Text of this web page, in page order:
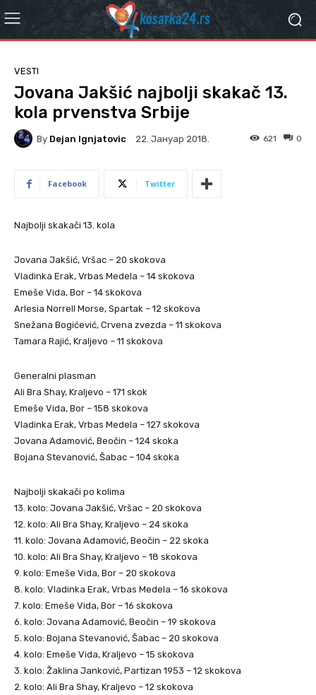
VESTI
Jovana Jakšić najbolji skakač 13.
kola prvenstva Srbije
By Dejan Ignjatovic 22. Јануар 2018. 0
621
Facebook Twitter
Najbolji skakači 13. kola
Jovana Jakšić, Vršac – 20 skokova
Vladinka Erak, Vrbas Medela – 14 skokova
Emeše Vida, Bor – 14 skokova
Arlesia Norrell Morse, Spartak – 12 skokova
Snežana Bogićević, Crvena zvezda – 11 skokova
Tamara Rajić, Kraljevo – 11 skokova
Generalni plasman
Ali Bra Shay, Kraljevo – 171 skok
Emeše Vida, Bor – 158 skokova
Vladinka Erak, Vrbas Medela – 127 skokova
Jovana Adamović, Beočin – 124 skoka
Bojana Stevanović, Šabac – 104 skoka
Najbolji skakači po kolima
13. kolo: Jovana Jakšić, Vršac – 20 skokova
12. kolo: Ali Bra Shay, Kraljevo – 24 skoka
11. kolo: Jovana Adamović, Beočin – 22 skoka
10. kolo: Ali Bra Shay, Kraljevo – 18 skokova
9. kolo: Emeše Vida, Bor – 20 skokova
8. kolo: Vladinka Erak, Vrbas Medela – 16 skokova
7. kolo: Emeše Vida, Bor – 16 skokova
6. kolo: Jovana Adamović, Beočin – 19 skokova
5. kolo: Bojana Stevanović, Šabac – 20 skokova
4. kolo: Emeše Vida, Kraljevo – 15 skokova
3. kolo: Žaklina Janković, Partizan 1953 – 12 skokova
2. kolo: Ali Bra Shay, Kraljevo – 12 skokova